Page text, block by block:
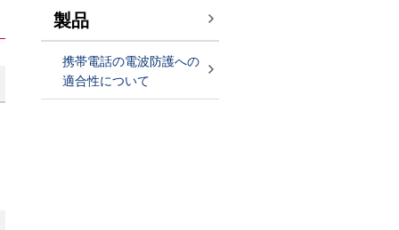
製品
携帯電話の電波防護への
適合性について